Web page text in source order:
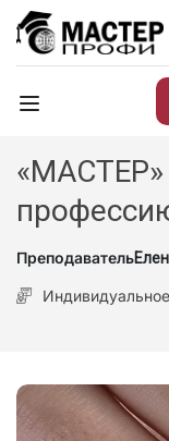
«МАСТЕР»
Преподаватель